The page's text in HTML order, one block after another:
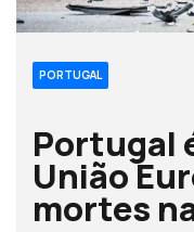
PORTUGAL
Portugal
União
mortes